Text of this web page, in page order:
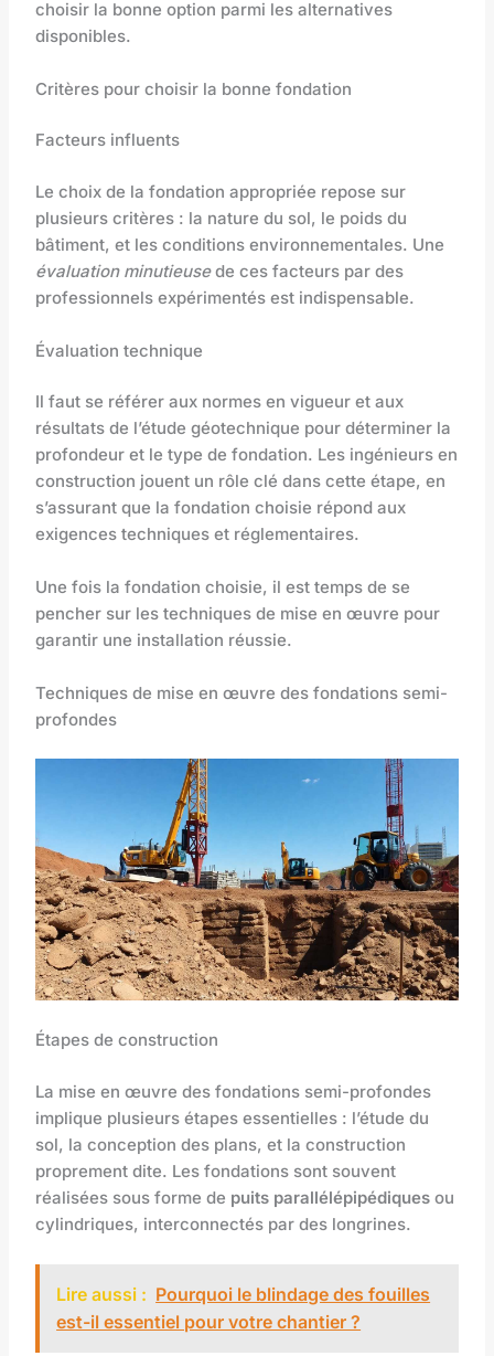
choisir la bonne option parmi les alternatives
disponibles.
Critères pour choisir la bonne fondation
Facteurs influents
Le choix de la fondation appropriée repose sur
plusieurs critères : la nature du sol, le poids du
bâtiment, et les conditions environnementales. Une
évaluation minutieusede ces facteurs par des
professionnels expérimentés est indispensable.
Évaluation technique
Il faut se référer aux normes en vigueur et aux
résultats de l’étude géotechnique pour déterminer la
profondeur et le type de fondation. Les ingénieurs en
construction jouent un rôle clé dans cette étape, en
s’assurant que la fondation choisie répond aux
exigences techniques et réglementaires.
Une fois la fondation choisie, il est temps de se
pencher sur les techniques de mise en œuvre pour
garantir une installation réussie.
Techniques de mise en œuvre des fondations semi-
profondes
Étapes de construction
La mise en œuvre des fondations semi-profondes
implique plusieurs étapes essentielles : l’étude du
sol, la conception des plans, et la construction
proprement dite. Les fondations sont souvent
réalisées sous forme de puits parallélépipédiques ou
cylindriques, interconnectés par des longrines.
Lire aussi : Pourquoi le blindage des fouilles
est-il essentiel pour votre chantier ?